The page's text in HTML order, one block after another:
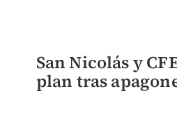
San Nicolás y
plan tras